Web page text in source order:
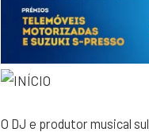
O DJ e produtor musical